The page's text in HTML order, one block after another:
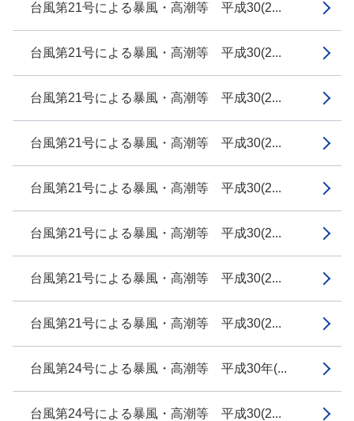
台風第21号による暴風・高潮等 平成30(2...
台風第21号による暴風・高潮等 平成30(2...
台風第21号による暴風・高潮等 平成30(2...
台風第21号による暴風・高潮等 平成30(2...
台風第21号による暴風・高潮等 平成30(2...
台風第21号による暴風・高潮等 平成30(2...
台風第21号による暴風・高潮等 平成30(2...
台風第21号による暴風・高潮等 平成30(2...
台風第24号による暴風・高潮等 平成30年(...
台風第24号による暴風・高潮等 平成30(2...